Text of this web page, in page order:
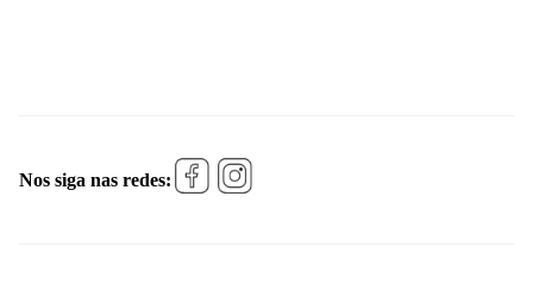
Nos siga nas redes: